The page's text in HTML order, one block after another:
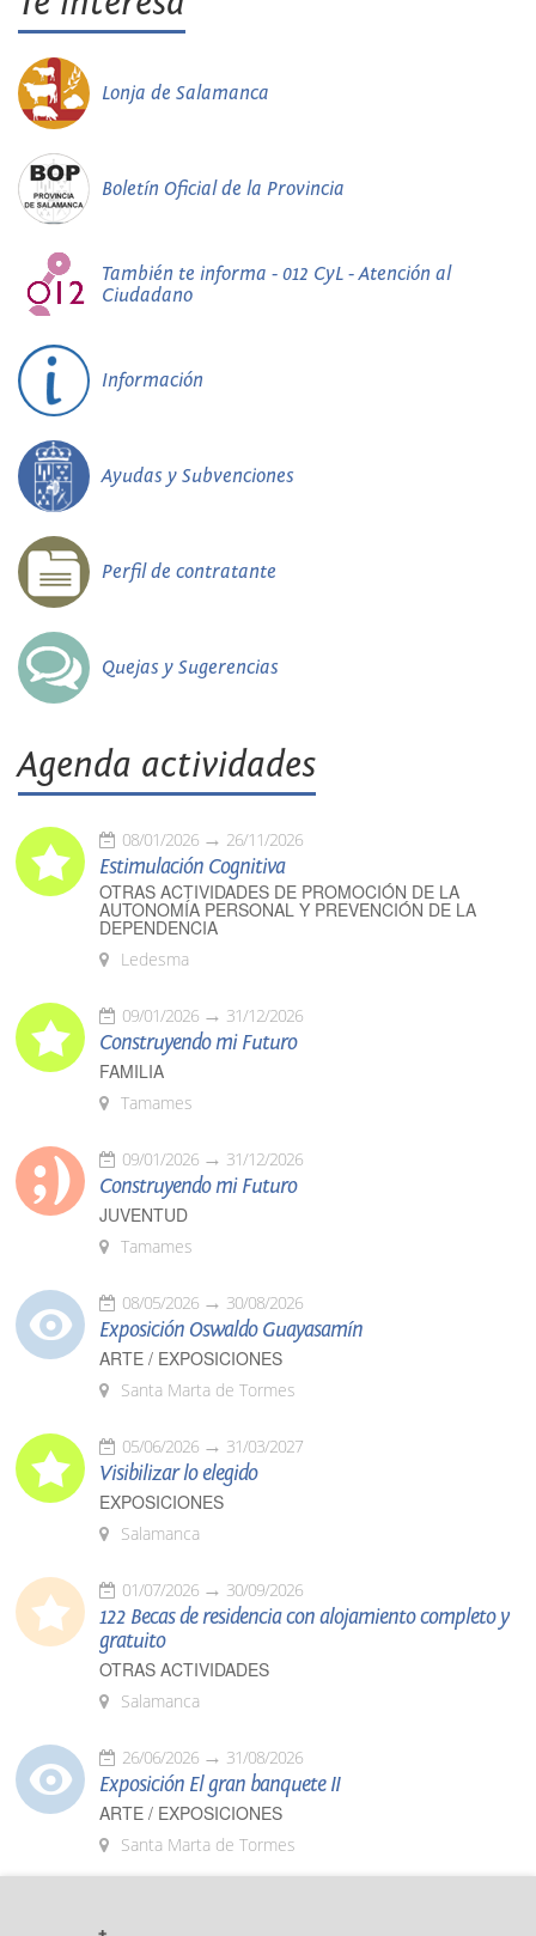
Lonja de Salamanca
Boletín Oficial de la Provincia
También te informa - 012 CyL - Atención al
Ciudadano
Información
Ayudas y Subvenciones
Perfil de contratante
Quejas y Sugerencias
Agenda actividades
08/01/2026 26/11/2026
Estimulación Cognitiva
OTRAS ACTIVIDADES DE PROMOCIÓN DE LA
AUTONOMÍA PERSONAL Y PREVENCIÓN DE LA
DEPENDENCIA
Ledesma
09/01/2026 31/12/2026
Construyendo mi Futuro
FAMILIA
Tamames
09/01/2026 31/12/2026
Construyendo mi Futuro
JUVENTUD
Tamames
08/05/2026 30/08/2026
Exposición Oswaldo Guayasamín
ARTE / EXPOSICIONES
Santa Marta de Tormes
05/06/2026 31/03/2027
Visibilizar lo elegido
EXPOSICIONES
Salamanca
01/07/2026 30/09/2026
122 Becas de residencia con alojamiento completo y
gratuito
OTRAS ACTIVIDADES
Salamanca
26/06/2026 31/08/2026
Exposición El gran banquete II
ARTE / EXPOSICIONES
Santa Marta de Tormes